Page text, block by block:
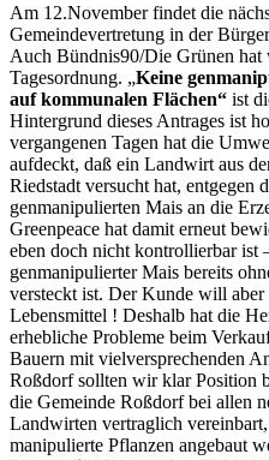
Am 12.November findet die
Gemeindevertretung in der
Auch Bündnis90/Die Grünen hat
Tagesordnung. „Keine
auf kommunalen Flächen“ ist
Hintergrund dieses Antrages ist
vergangenen Tagen hat die
aufdeckt, daß ein Landwirt aus
Riedstadt versucht hat, entgegen
genmanipulierten Mais an die
Greenpeace hat damit erneut
eben doch nicht kontrollierbar ist
genmanipulierter Mais bereits
versteckt ist. Der Kunde will aber
Lebensmittel ! Deshalb hat die
erhebliche Probleme beim
Bauern mit vielversprechenden
Roßdorf sollten wir klar Position
die Gemeinde Roßdorf bei allen
Landwirten vertraglich
manipulierte Pflanzen angebaut